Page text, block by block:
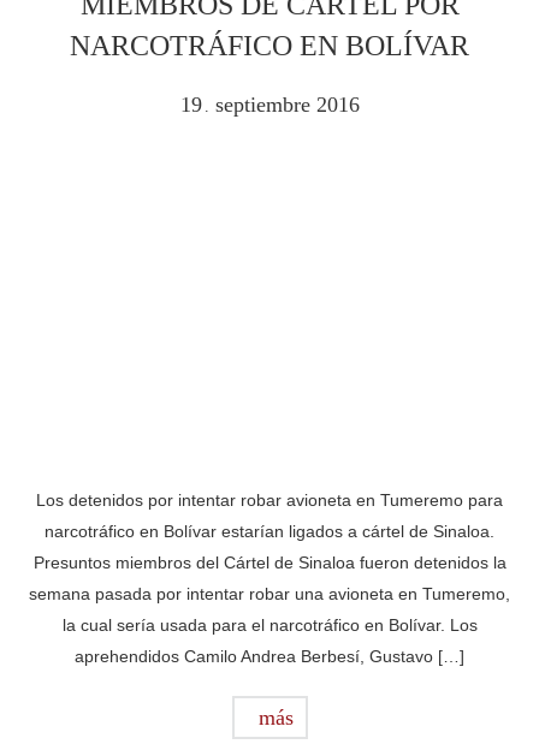
NARCOTRÁFICO EN BOLÍVAR
19 . septiembre 2016
Los detenidos por intentar robar avioneta en Tumeremo para
narcotráfico en Bolívar estarían ligados a cártel de Sinaloa.
Presuntos miembros del Cártel de Sinaloa fueron detenidos la
semana pasada por intentar robar una avioneta en Tumeremo,
la cual sería usada para el narcotráfico en Bolívar. Los
aprehendidos Camilo Andrea Berbesí, Gustavo […]
más